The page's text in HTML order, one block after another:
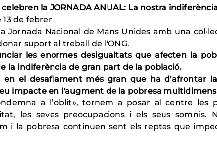
la JORNADA ANUAL: La nostra
de febrer
Jornada Nacional de Mans Unides amb una
suport al treball de l'ONG.
les enormes desigualtats que afecten la
la indiferència de gran part de la població.
en el desafiament més gran que ha d'afrontar
impacte en l'augment de la pobresa
a l’oblit», tornem a posar al centre les
les seves preocupacions i els seus somnis.
i la pobresa continuen sent els reptes que